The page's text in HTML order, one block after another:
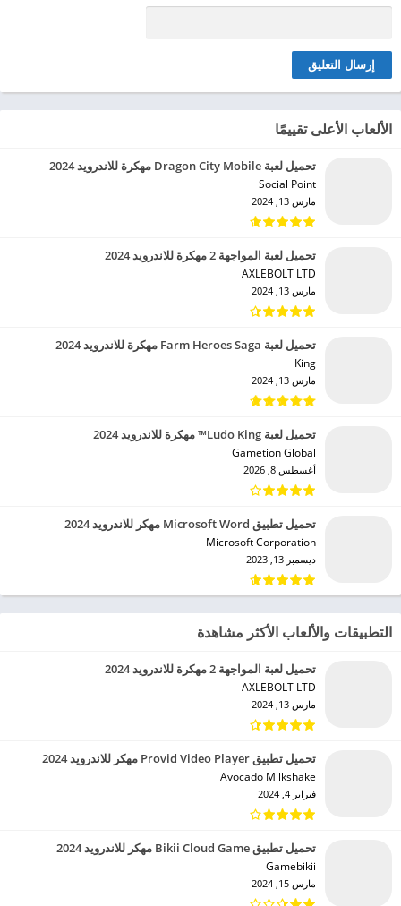
الألعاب الأعلى تقييمًا
تحميل لعبة Dragon City Mobile مهكرة للاندرويد 2024
Social Point‏
مارس 13, 2024
تحميل لعبة المواجهة 2 مهكرة للاندرويد 2024
AXLEBOLT LTD‏
مارس 13, 2024
تحميل لعبة Farm Heroes Saga مهكرة للاندرويد 2024
King‏
مارس 13, 2024
تحميل لعبة Ludo King™ مهكرة للاندرويد 2024
Gametion Global‏
أغسطس 8, 2026
تحميل تطبيق Microsoft Word مهكر للاندرويد 2024
Microsoft Corporation‏
ديسمبر 13, 2023
التطبيقات والألعاب الأكثر مشاهدة
تحميل لعبة المواجهة 2 مهكرة للاندرويد 2024
AXLEBOLT LTD‏
مارس 13, 2024
تحميل تطبيق Provid Video Player مهكر للاندرويد 2024
Avocado Milkshake‏
فبراير 4, 2024
تحميل تطبيق Bikii Cloud Game مهكر للاندرويد 2024
Gamebikii‏
مارس 15, 2024